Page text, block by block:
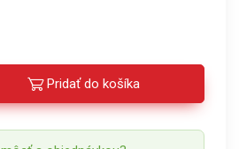
Pridať do košíka